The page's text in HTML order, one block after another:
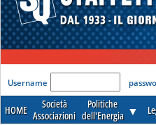
'Modulo Login per
Username
HOME
Società
Associazioni
Politiche
dell'Energia ▼